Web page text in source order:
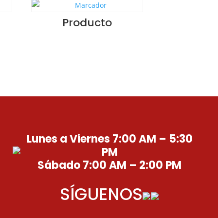
Producto
Lunes a Viernes 7:00 AM – 5:30
PM
Sábado 7:00 AM – 2:00 PM
SÍGUENOS